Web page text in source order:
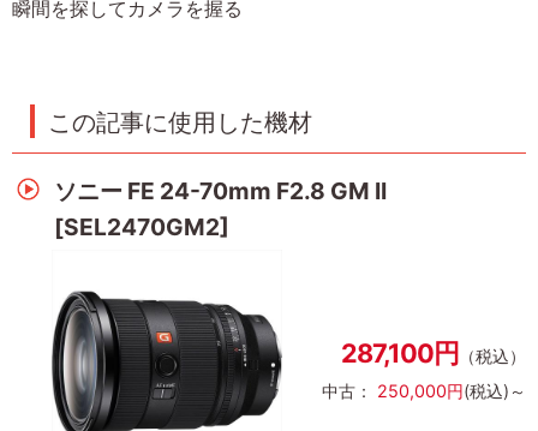
瞬間を探してカメラを握る
この記事に使用した機材
ソニー FE 24-70mm F2.8 GM II
[SEL2470GM2]
287,100円 （税込）
中古： 250,000円(税込)～